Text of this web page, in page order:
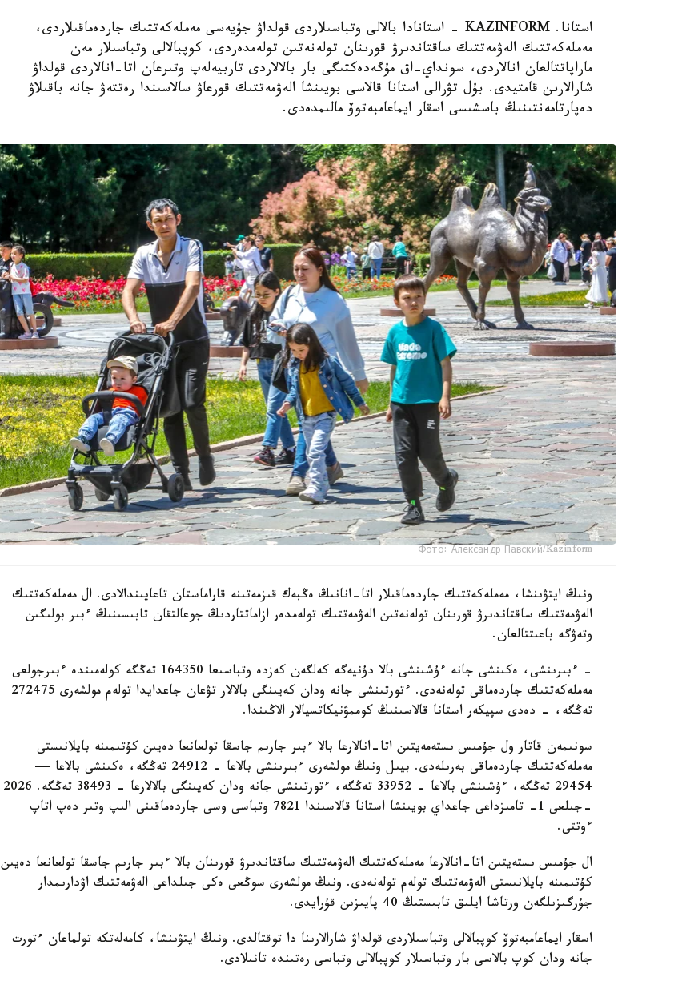
استانا. KAZINFORM - استانادا بالالى وتباسىلاردى قولداۋ جۇيەسى مەملەكەتتىك جاردەماقىلاردى،
مەملەكەتتىك الەۋمەتتىك ساقتاندىرۋ قورىنان تولەنەتىن تولەمدەردى، كوپبالالى وتباسىلار مەن
ماراپاتتالعان انالاردى، سونداي-اق مۇگەدەكتىگى بار بالالاردى تاربيەلەپ وتىرعان اتا-انالاردى قولداۋ
شارالارىن قامتيدى. بۇل تۋرالى استانا قالاسى بويىنشا الەۋمەتتىك قورعاۋ سالاسىندا رەتتەۋ جانە باقىلاۋ
دەپارتامەنتىنىڭ باسشىسى اسقار ايماعامبەتوۆ مالىمدەدى.
Фото: Александр Павский/Kazinform
ونىڭ ايتۋىنشا، مەملەكەتتىك جاردەماقىلار اتا-انانىڭ ەڭبەك قىزمەتىنە قاراماستان تاعايىندالادى. ال مەملەكەتتىك
الەۋمەتتىك ساقتاندىرۋ قورىنان تولەنەتىن الەۋمەتتىك تولەمدەر ازاماتتاردىڭ جوعالتقان تابىسىنىڭ ءبىر بولىگىن
وتەۋگە باعىتتالعان.
- ءبىرىنشى، ەكىنشى جانە ءۇشىنشى بالا دۇنيەگە كەلگەن كەزدە وتباسىعا 164350 تەڭگە كولەمىندە ءبىرجولعى
مەملەكەتتىك جاردەماقى تولەنەدى. ءتورتىنشى جانە ودان كەيىنگى بالالار تۋعان جاعدايدا تولەم مولشەرى 272475
تەڭگە، - دەدى سپيكەر استانا قالاسىنىڭ كوممۋنيكاتسيالار الاڭىندا.
سونىمەن قاتار ول جۇمىس ىستەمەيتىن اتا-انالارعا بالا ءبىر جارىم جاسقا تولعانعا دەيىن كۇتىمىنە بايلانىستى
مەملەكەتتىك جاردەماقى بەرىلەدى. بيىل ونىڭ مولشەرى ءبىرىنشى بالاعا - 24912 تەڭگە، ەكىنشى بالاعا —
29454 تەڭگە، ءۇشىنشى بالاعا - 33952 تەڭگە، ءتورتىنشى جانە ودان كەيىنگى بالالارعا - 38493 تەڭگە. 2026
-جىلعى 1- تامىزداعى جاعداي بويىنشا استانا قالاسىندا 7821 وتباسى وسى جاردەماقىنى الىپ وتىر دەپ اتاپ
ءوتتى.
ال جۇمىس ىستەيتىن اتا-انالارعا مەملەكەتتىك الەۋمەتتىك ساقتاندىرۋ قورىنان بالا ءبىر جارىم جاسقا تولعانعا دەيىن
كۇتىمىنە بايلانىستى الەۋمەتتىك تولەم تولەنەدى. ونىڭ مولشەرى سوڭعى ەكى جىلداعى الەۋمەتتىك اۋدارىمدار
جۇرگىزىلگەن ورتاشا ايلىق تابىستىڭ 40 پايىزىن قۇرايدى.
اسقار ايماعامبەتوۆ كوپبالالى وتباسىلاردى قولداۋ شارالارىنا دا توقتالدى. ونىڭ ايتۋىنشا، كامەلەتكە تولماعان ءتورت
جانە ودان كوپ بالاسى بار وتباسىلار كوپبالالى وتباسى رەتىندە تانىلادى.